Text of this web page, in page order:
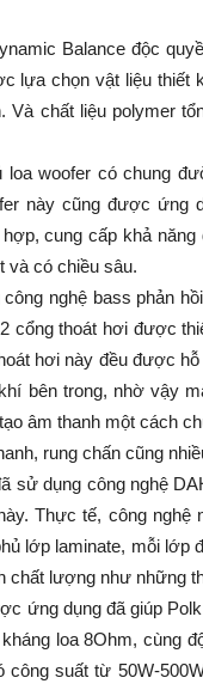
Balance độc
lựa chọn vật liệu thiết
Và chất liệu polymer
woofer có chung
này cũng được ứng
cung cấp khả năng
và có chiều sâu.
nghệ bass phản
cổng thoát hơi được
hơi này đều được
bên trong, nhờ vậy
âm thanh một cách
rung chấn cũng
sử dụng công nghệ
Thực tế, công nghệ
lớp laminate, mỗi lớp
lượng như những
ứng dụng đã giúp
loa 8Ohm, cùng
suất từ 50W-